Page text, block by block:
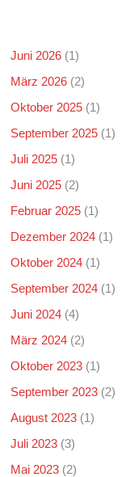
Juni 2026 (1)
März 2026 (2)
Oktober 2025 (1)
September 2025 (1)
Juli 2025 (1)
Juni 2025 (2)
Februar 2025 (1)
Dezember 2024 (1)
Oktober 2024 (1)
September 2024 (1)
Juni 2024 (4)
März 2024 (2)
Oktober 2023 (1)
September 2023 (2)
August 2023 (1)
Juli 2023 (3)
Mai 2023 (2)